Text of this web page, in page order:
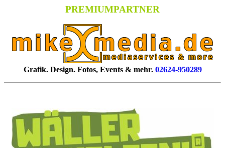
PREMIUMPARTNER
Grafik. Design. Fotos, Events & mehr. 02624-950289